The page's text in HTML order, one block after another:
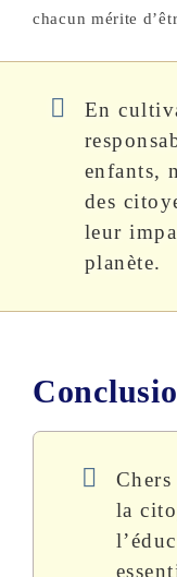
chacun mérite
En
enfants,
des
leur
planète.
la